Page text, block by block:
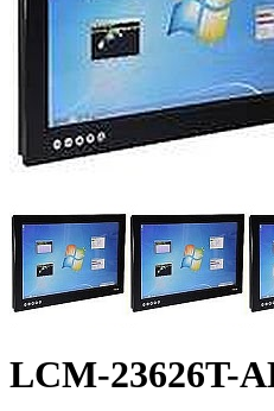
LCM-23626T-